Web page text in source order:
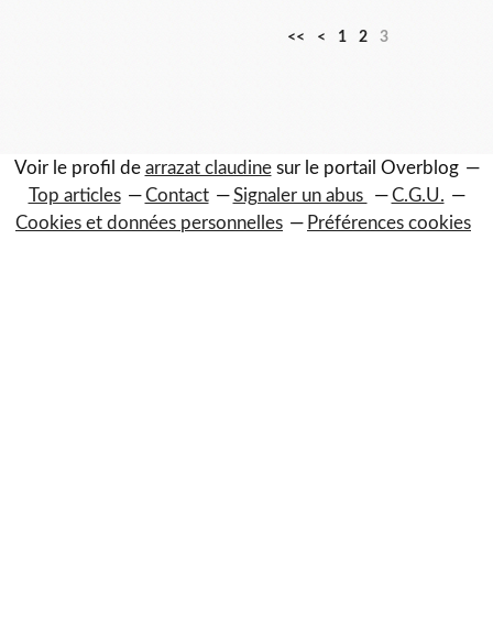
<< < 1 2 3
Voir le profil de arrazat claudinesur le portail Overblog
Top articles
Contact Signaler un abus
C.G.U.
Cookies et données personnelles
Préférences cookies